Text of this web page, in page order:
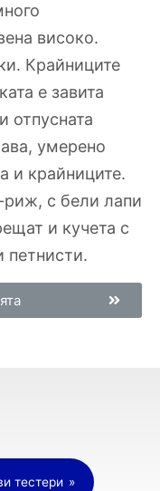
високо.
Крайниците
е завита
отпусната
умерено
и крайниците.
с бели лапи
и кучета с
петнисти.
тестери